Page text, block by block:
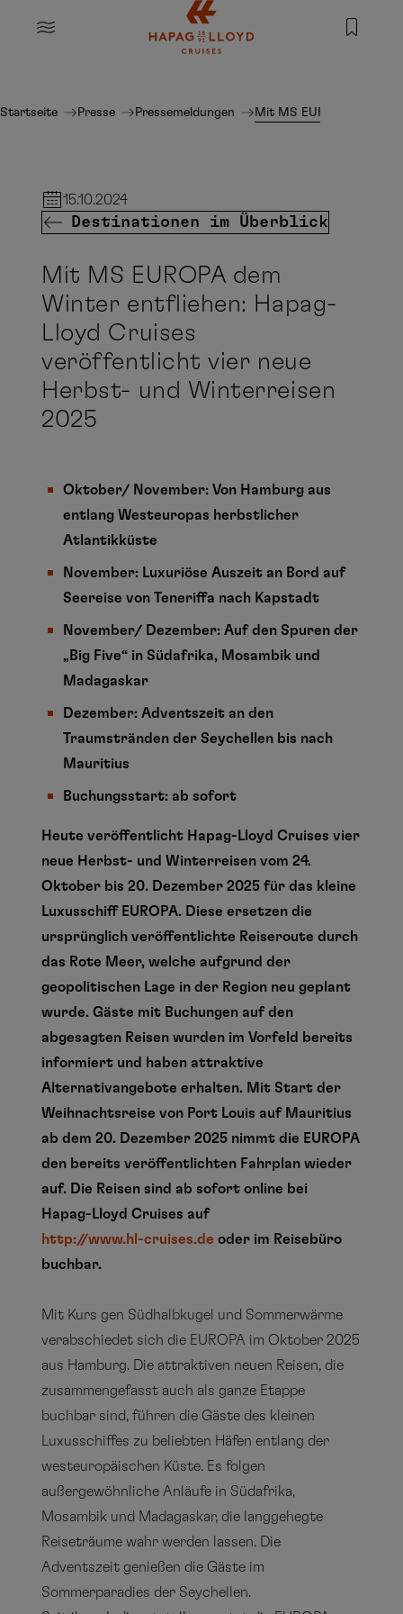
Springe zum Hauptinhalt
MENU
Startseite Presse Pressemeldungen Mit MS EUROPA dem
15.10.2024
Destinationen im Überblick
Mit MS EUROPA dem
Winter entfliehen: Hapag-
Lloyd Cruises
veröffentlicht vier neue
Herbst- und Winterreisen
2025
Oktober/ November: Von Hamburg aus
entlang Westeuropas herbstlicher
Atlantikküste
November: Luxuriöse Auszeit an Bord auf
Seereise von Teneriffa nach Kapstadt
November/ Dezember: Auf den Spuren der
„Big Five“ in Südafrika, Mosambik und
Madagaskar
Dezember: Adventszeit an den
Traumstränden der Seychellen bis nach
Mauritius
Buchungsstart: ab sofort
Heute veröffentlicht Hapag-Lloyd Cruises vier
neue Herbst- und Winterreisen vom 24.
Oktober bis 20. Dezember 2025 für das kleine
Luxusschiff EUROPA. Diese ersetzen die
ursprünglich veröffentlichte Reiseroute durch
das Rote Meer, welche aufgrund der
geopolitischen Lage in der Region neu geplant
wurde. Gäste mit Buchungen auf den
abgesagten Reisen wurden im Vorfeld bereits
informiert und haben attraktive
Alternativangebote erhalten. Mit Start der
Weihnachtsreise von Port Louis auf Mauritius
ab dem 20. Dezember 2025 nimmt die EUROPA
den bereits veröffentlichten Fahrplan wieder
auf. Die Reisen sind ab sofort online bei
Hapag-Lloyd Cruises auf
http://www.hl-cruises.de oder im Reisebüro
buchbar.
Mit Kurs gen Südhalbkugel und Sommerwärme
verabschiedet sich die EUROPA im Oktober 2025
aus Hamburg. Die attraktiven neuen Reisen, die
zusammengefasst auch als ganze Etappe
buchbar sind, führen die Gäste des kleinen
Luxusschiffes zu beliebten Häfen entlang der
westeuropäischen Küste. Es folgen
außergewöhnliche Anläufe in Südafrika,
Mosambik und Madagaskar, die langgehegte
Reiseträume wahr werden lassen. Die
Adventszeit genießen die Gäste im
Sommerparadies der Seychellen.